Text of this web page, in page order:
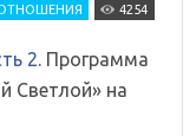
4254
2 . Программа
Светлой» на